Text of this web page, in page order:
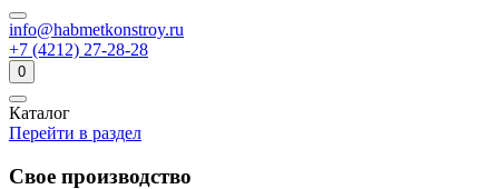
info@habmetkonstroy.ru
+7 (4212) 27-28-28
0
Каталог
Перейти в раздел
Свое производство